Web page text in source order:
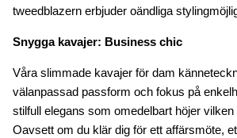
tweedblazern erbjuder oändliga
Snygga kavajer: Business chic
Våra slimmade kavajer för dam
välanpassad passform och fokus på
stilfull elegans som omedelbart höjer
Oavsett om du klär dig för ett affärsmöte,